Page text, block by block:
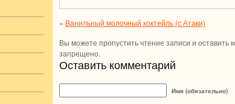
« Ванильный молочный коктейль (с Атаки)
Вы можете пропустить чтение записи и
запрещено.
Оставить комментарий
Имя (обязательно)